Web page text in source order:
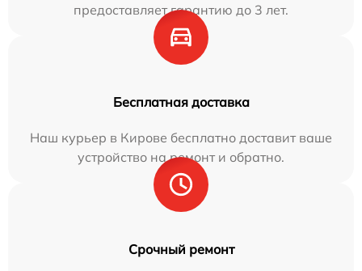
предоставляет гарантию до 3 лет.
Бесплатная доставка
Наш курьер в Кирове бесплатно доставит ваше
устройство на ремонт и обратно.
Срочный ремонт